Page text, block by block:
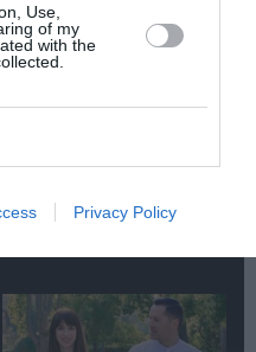
Use,
of my
with the
Privacy Policy
Γιάννης Γιοκαρίνης
Θέατρο